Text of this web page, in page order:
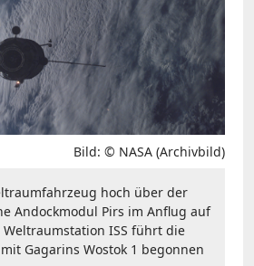
Bild: © NASA (Archivbild)
hoch über der
Andockmodul Pirs im Anflug auf
ISS führt die
Gagarins Wostok 1 begonnen